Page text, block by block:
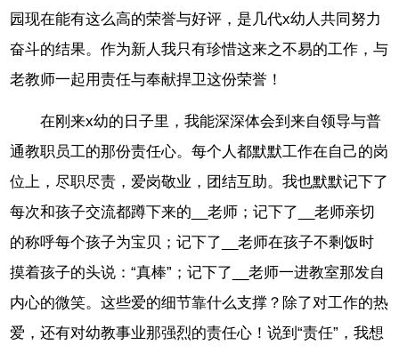
园现在能有这么高的荣誉与好评，是几代x幼人共同努力
奋斗的结果。作为新人我只有珍惜这来之不易的工作，与
老教师一起用责任与奉献捍卫这份荣誉！
在刚来x幼的日子里，我能深深体会到来自领导与普
通教职员工的那份责任心。每个人都默默工作在自己的岗
位上，尽职尽责，爱岗敬业，团结互助。我也默默记下了
每次和孩子交流都蹲下来的__老师；记下了__老师亲切
的称呼每个孩子为宝贝；记下了__老师在孩子不剩饭时
摸着孩子的头说：“真棒”；记下了__老师一进教室那发自
内心的微笑。这些爱的细节靠什么支撑？除了对工作的热
爱，还有对幼教事业那强烈的责任心！说到“责任”，我想